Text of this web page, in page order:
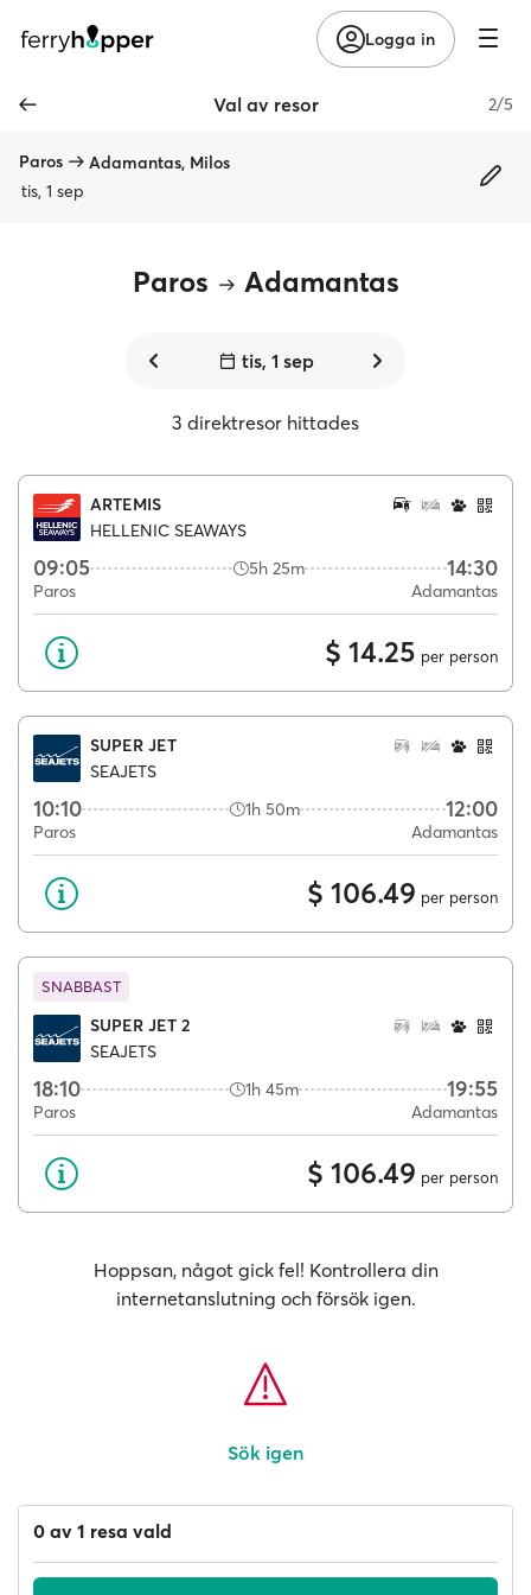
Logga in
Val av resor 2/5
Paros
Adamantas, Milos
tis, 1 sep
Paros Adamantas
tis, 1 sep
3 direktresor hittades
ARTEMIS
HELLENIC SEAWAYS
09:05 5h 25m 14:30
Paros Adamantas
$ 14.25 per person
SUPER JET
SEAJETS
10:10 1h 50m 12:00
Paros Adamantas
$ 106.49 per person
SNABBAST
SUPER JET 2
SEAJETS
18:10 1h 45m 19:55
Paros Adamantas
$ 106.49 per person
Hoppsan, något gick fel! Kontrollera din
internetanslutning och försök igen.
Sök igen
0 av 1 resa vald